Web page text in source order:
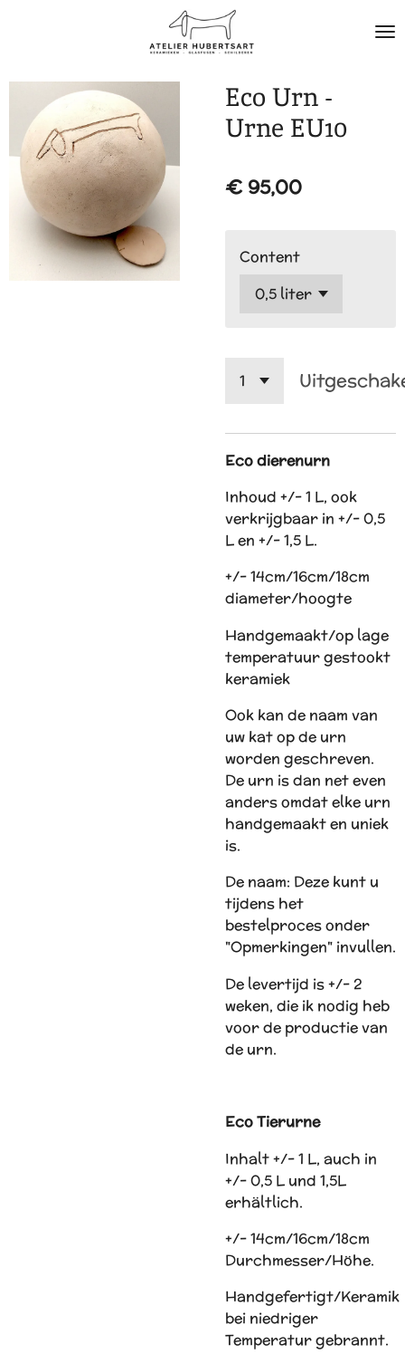
de
hoofdinhoud
Eco Urn -
Urne EU10
€ 95,00
Content
Eco dierenurn
Inhoud +/- 1 L, ook
verkrijgbaar in +/- 0,5
L en +/- 1,5 L.
+/- 14cm/16cm/18cm
diameter/hoogte
Handgemaakt/op lage
temperatuur gestookt
keramiek
Ook kan de naam van
uw kat op de urn
worden geschreven.
De urn is dan net even
anders omdat elke urn
handgemaakt en uniek
is.
De naam: Deze kunt u
tijdens het
bestelproces onder
"Opmerkingen" invullen.
De levertijd is +/- 2
weken, die ik nodig heb
voor de productie van
de urn.
Eco Tierurne
Inhalt +/- 1 L, auch in
+/- 0,5 L und 1,5L
erhältlich.
+/- 14cm/16cm/18cm
Durchmesser/Höhe.
Handgefertigt/Keramik
bei niedriger
Temperatur gebrannt.